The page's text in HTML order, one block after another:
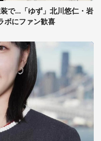
で...「ゆず」北川悠仁・岩
ボにファン歓喜